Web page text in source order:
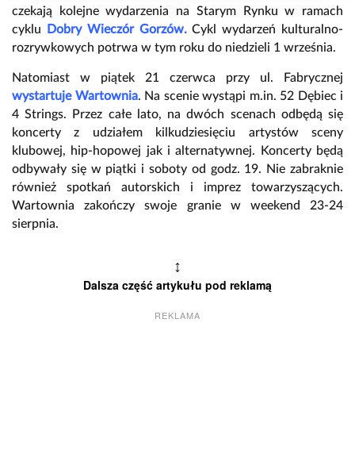
czekają kolejne wydarzenia na Starym Rynku w ramach
cyklu
Dobry Wieczór Gorzów.Cykl wydarzeń kulturalno-
rozrywkowych potrwa w tym roku do niedzieli 1 września.
Natomiast w piątek 21 czerwca przy ul. Fabrycznej
wystartuje Wartownia. Na scenie wystąpi m.in. 52 Dębiec i
4 Strings. Przez całe lato, na dwóch scenach odbędą się
koncerty z udziałem kilkudziesięciu artystów sceny
klubowej, hip-hopowej jak i alternatywnej. Koncerty będą
odbywały się w piątki i soboty od godz. 19. Nie zabraknie
również spotkań autorskich i imprez towarzyszących.
Wartownia zakończy swoje granie w weekend 23-24
sierpnia.
↕
Dalsza część artykułu pod reklamą
REKLAMA